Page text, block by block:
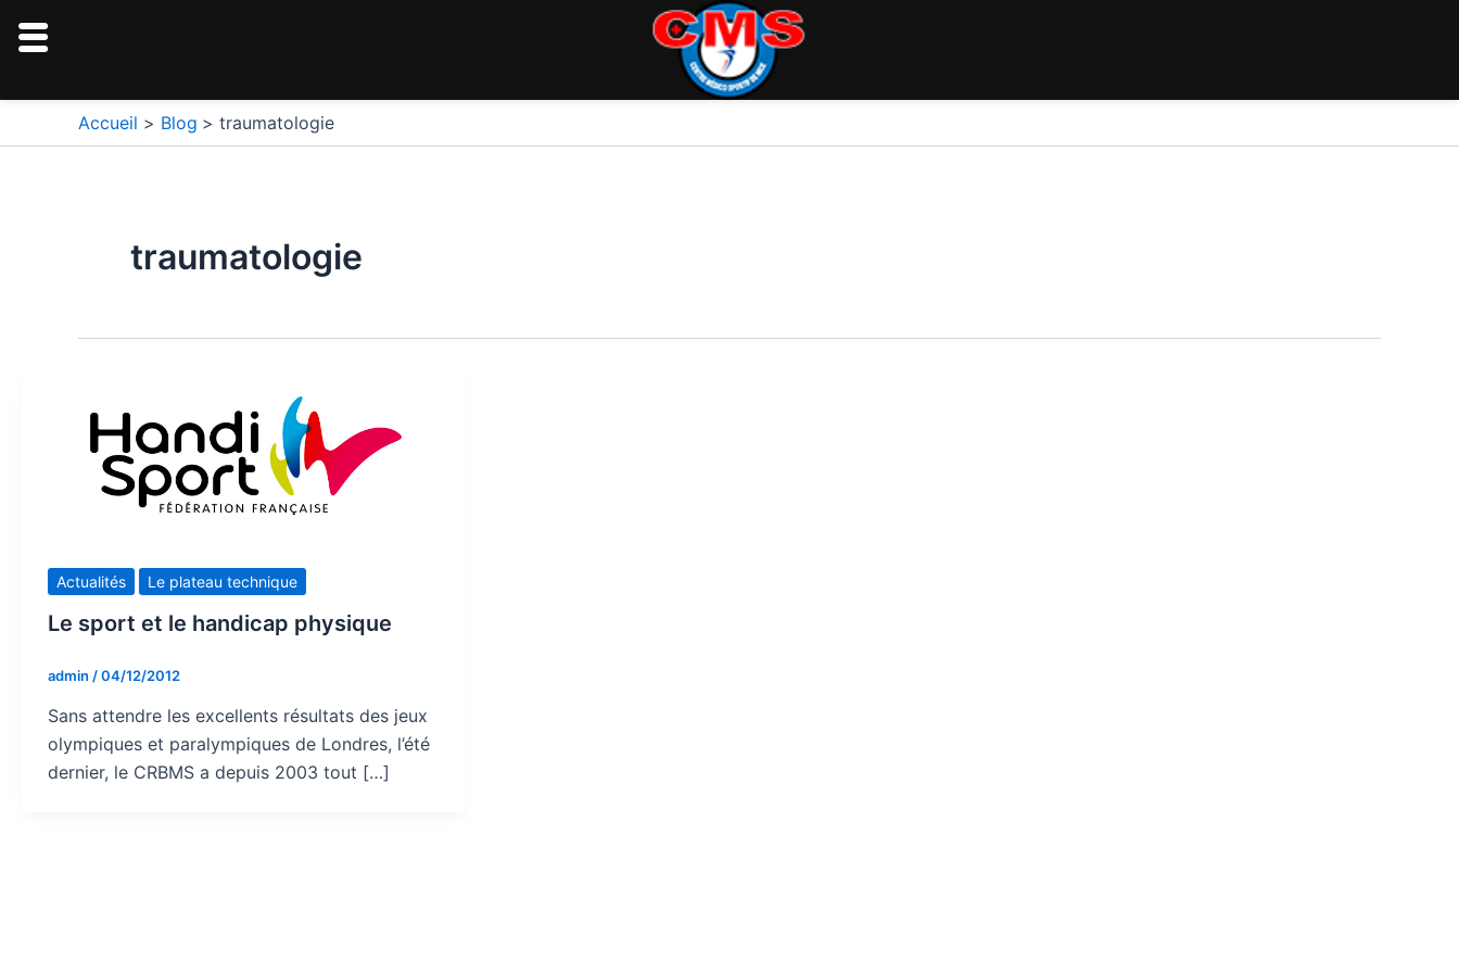
Accueil Blog traumatologie
traumatologie
Actualités Le plateau technique
Le sport et le handicap physique
admin /04/12/2012
Sans attendre les excellents résultats des jeux
olympiques et paralympiques de Londres, l’été
dernier, le CRBMS a depuis 2003 tout […]